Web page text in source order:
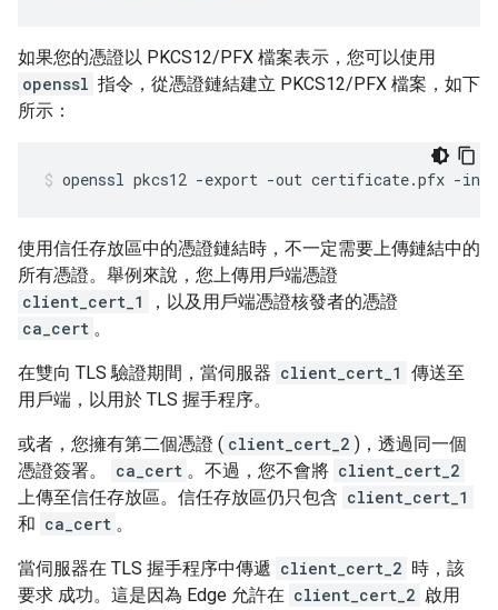
如果您的憑證以 PKCS12/PFX 檔案表示，您可以使用
openssl 指令，從憑證鏈結建立 PKCS12/PFX 檔案，如下
所示：
使用信任存放區中的憑證鏈結時，不一定需要上傳鏈結中的
所有憑證。舉例來說，您上傳用戶端憑證
client_cert_1
，以及用戶端憑證核發者的憑證
ca_cert 。
在雙向 TLS 驗證期間，當伺服器 client_cert_1 傳送至
用戶端，以用於 TLS 握手程序。
或者，您擁有第二個憑證 ( client_cert_2 )，透過同一個
憑證簽署。
ca_cert 。不過，您不會將 client_cert_2
上傳至信任存放區。信任存放區仍只包含 client_cert_1
和 ca_cert 。
當伺服器在 TLS 握手程序中傳遞 client_cert_2 時，該
要求 成功。這是因為 Edge 允許在 client_cert_2 啟用